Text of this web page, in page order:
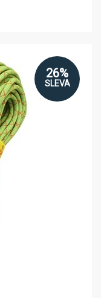
26%
SLEVA